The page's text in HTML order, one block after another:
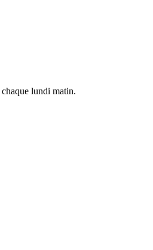
chaque lundi matin.